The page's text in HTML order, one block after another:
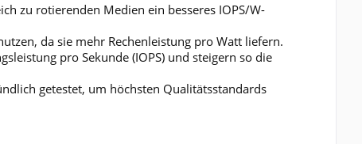
zu rotierenden Medien ein besseres IOPS/W-
da sie mehr Rechenleistung pro Watt liefern.
pro Sekunde (IOPS) und steigern so die
getestet, um höchsten Qualitätsstandards